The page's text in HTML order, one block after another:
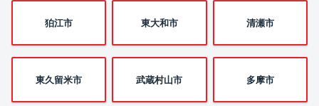
狛江市 東大和市 清瀬市
東久留米市 武蔵村山市 多摩市